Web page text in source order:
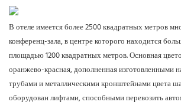
В отеле имеется более 2500 квадратных метров
конференц-зала, в центре которого находится
площадью 1200 квадратных метров. Основная
оранжево-красная, дополненная изготовленными
трубами и металлическими кронштейнами цвета
оборудован лифтами, способными перевозить